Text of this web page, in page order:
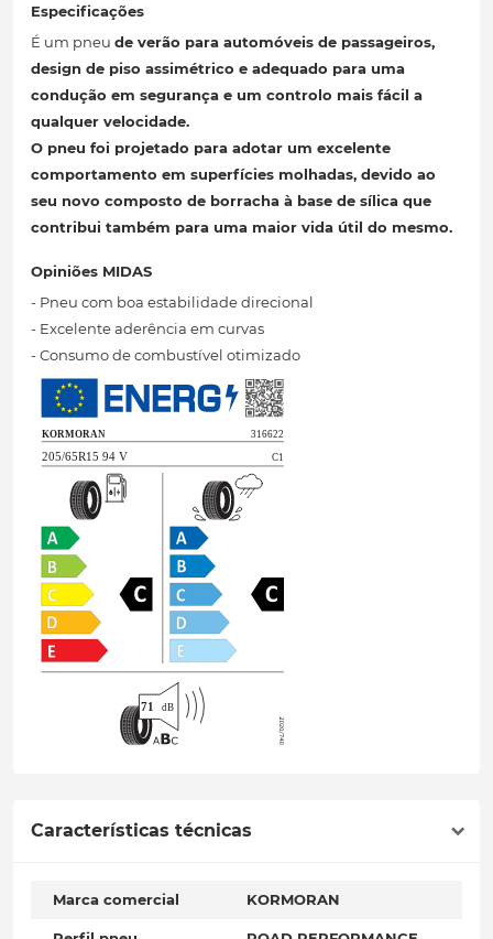
Especificações
É um pneu de verão para automóveis de passageiros,
design de piso assimétrico e adequado para uma
condução em segurança e um controlo mais fácil a
qualquer velocidade.
O pneu foi projetado para adotar um excelente
comportamento em superfícies molhadas, devido ao
seu novo composto de borracha à base de sílica que
contribui também para uma maior vida útil do mesmo.
Opiniões MIDAS
- Pneu com boa estabilidade direcional
- Excelente aderência em curvas
- Consumo de combustível otimizado
Características técnicas
Marca comercial KORMORAN